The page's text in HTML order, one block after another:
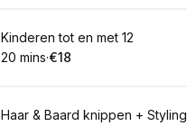
Book
Kinderen tot en met 12
.Duration:
20 mins·
.Price
€18
Book
Haar & Baard knippen + Styling